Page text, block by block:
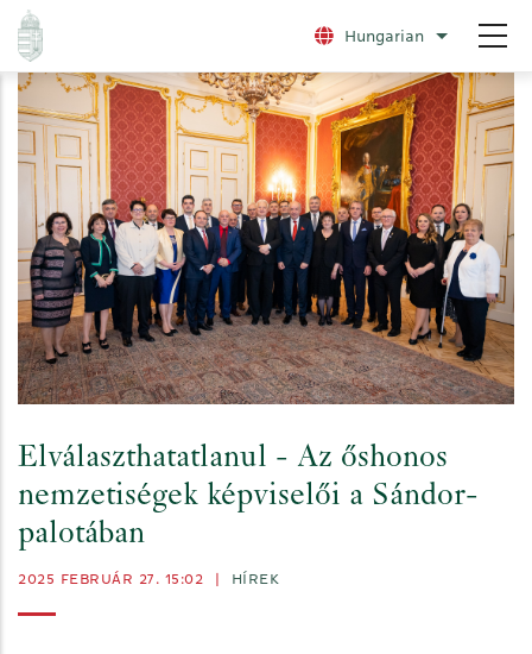
Ugrás
tartalomra
Hungarian További
Elválaszthatatlanul - Az őshonos
nemzetiségek képviselői a Sándor-
palotában
2025 FEBRUÁR 27. 15:02 HÍREK